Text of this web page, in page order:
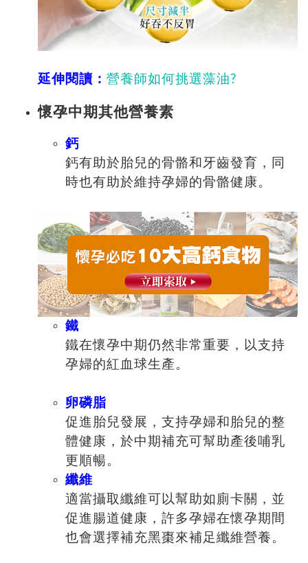
延伸閱讀： 營養師如何挑選藻油?
懷孕中期其他營養素
鈣
鈣有助於胎兒的骨骼和牙齒發育，同
時也有助於維持孕婦的骨骼健康。
鐵
鐵在懷孕中期仍然非常重要，以支持
孕婦的紅血球生產。
卵磷脂
促進胎兒發展，支持孕婦和胎兒的整
體健康，於中期補充可幫助產後哺乳
更順暢。
纖維
適當攝取纖維可以幫助如廁卡關，並
促進腸道健康，許多孕婦在懷孕期間
也會選擇補充黑棗來補足纖維營養。